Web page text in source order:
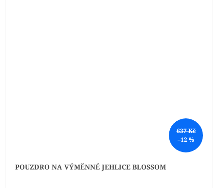
637 Kč
–12 %
POUZDRO NA VÝMĚNNÉ JEHLICE BLOSSOM